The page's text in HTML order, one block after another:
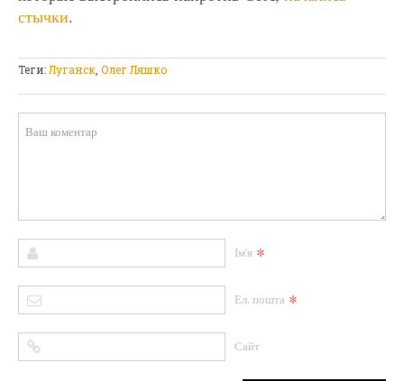
стычки.
Теги:Луганск, Олег Ляшко
Ім'я *
Ел. пошта *
Сайт